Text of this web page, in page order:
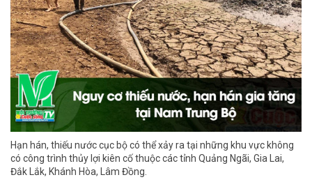
Hạn hán, thiếu nước cục bộ có thể xảy ra tại những khu vực không
có công trình thủy lợi kiên cố thuộc các tỉnh Quảng Ngãi, Gia Lai,
Đắk Lắk, Khánh Hòa, Lâm Đồng.